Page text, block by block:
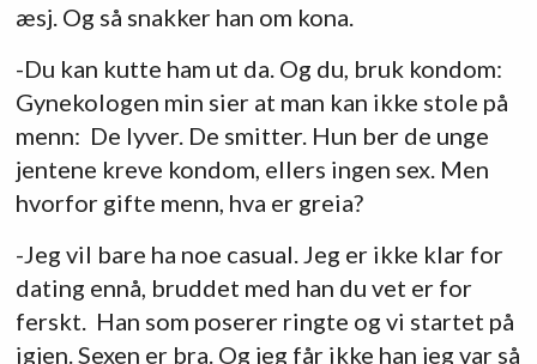
æsj. Og så snakker han om kona.
-Du kan kutte ham ut da. Og du, bruk kondom:
Gynekologen min sier at man kan ikke stole på
menn: De lyver. De smitter. Hun ber de unge
jentene kreve kondom, ellers ingen sex. Men
hvorfor gifte menn, hva er greia?
-Jeg vil bare ha noe casual. Jeg er ikke klar for
dating ennå, bruddet med han du vet er for
ferskt. Han som poserer ringte og vi startet på
igjen. Sexen er bra. Og jeg får ikke han jeg var så